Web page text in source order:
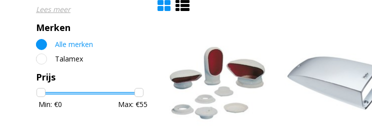
Lees meer
Merken
Alle merken
Talamex
Prijs
Min: €0 Max: €55